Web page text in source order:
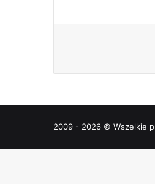
2009 - 2026 © Wszelkie